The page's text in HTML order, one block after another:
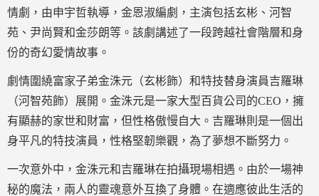
情劇，由申宇哲執導，金恩淑編劇，主演包括玄彬、河智
苑、尹尚賢和金莎朗等。該劇講述了一段跨越社會階層和身
份的奇幻愛情故事。
劇情圍繞富家子弟金洙元（玄彬飾）和特技替身演員吉羅琳
（河智苑飾）展開。金洙元是一家大型百貨公司的CEO，擁
有顯赫的家世和財富，但性格傲慢自大。吉羅琳則是一個出
身平凡的特技演員，性格堅韌樂觀，為了夢想不斷努力。
一次意外中，金洙元和吉羅琳在拍攝現場相遇。由於一場神
秘的魔法，兩人的靈魂意外互換了身體。在適應彼此生活的